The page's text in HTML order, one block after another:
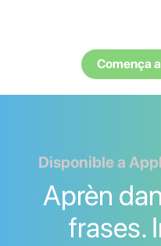
Comença
Disponible a
Aprèn
frases.